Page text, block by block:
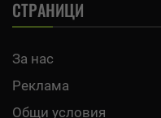
СТРАНИЦИ
За нас
Реклама
Общи условия